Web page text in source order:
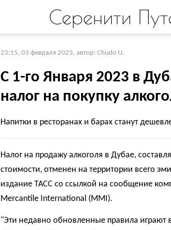
Серенити
23:15, 03 февраля 2023, автор: Chudo U.
С 1-го Января 2023 в
налог на покупку
Напитки в ресторанах и барах станут
Налог на продажу алкоголя в Дубае,
стоимости, отменен на территории всего
издание ТАСС со ссылкой на сообщение
Mercantile International (MMI).
"Эти недавно обновленные правила играют